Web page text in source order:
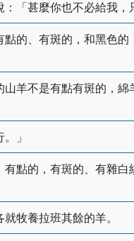
「甚麼你也不必給我，
的、有斑的，和黑色
羊不是有點有斑的，
」
點的，有斑的、有雜
牧養拉班其餘的羊。